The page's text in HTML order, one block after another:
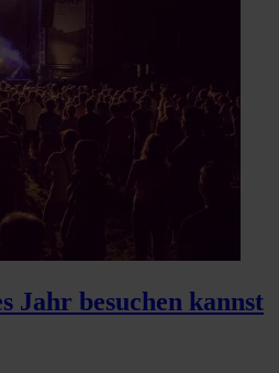
Jahr besuchen kannst